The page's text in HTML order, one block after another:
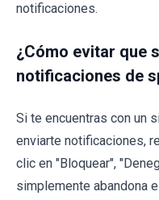
notificaciones.
¿Cómo evitar que
notificaciones de
Si te encuentras con un
enviarte notificaciones,
clic en "Bloquear",
simplemente abandona